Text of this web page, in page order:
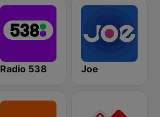
Radio 538 Joe